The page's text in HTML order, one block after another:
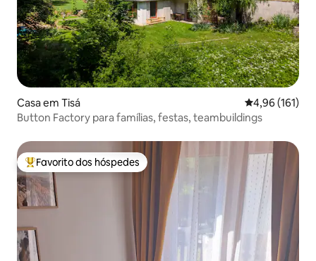
Casa em Tisá Classificação
4,96 (161)
Button Factory para famílias, festas, teambuildings
Favoritos dos hóspedes mais apreciados
Favorito dos hóspedes